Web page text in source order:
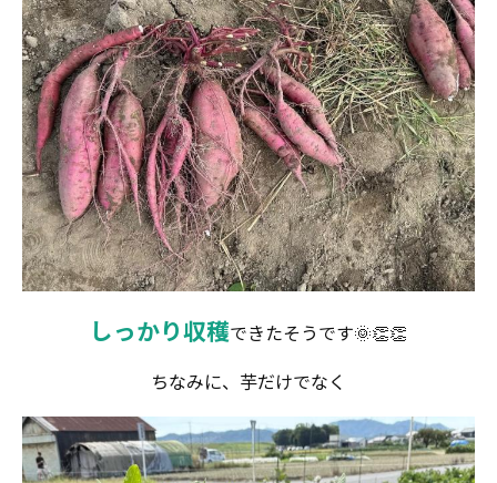
しっかり収穫できたそうです🌞👏👏
ちなみに、芋だけでなく